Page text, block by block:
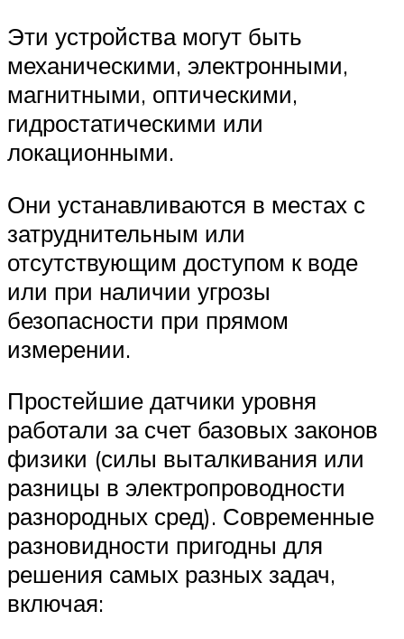
Эти устройства могут быть
механическими, электронными,
магнитными, оптическими,
гидростатическими или
локационными.
Они устанавливаются в местах с
затруднительным или
отсутствующим доступом к воде
или при наличии угрозы
безопасности при прямом
измерении.
Простейшие датчики уровня
работали за счет базовых законов
физики (силы выталкивания или
разницы в электропроводности
разнородных сред). Современные
разновидности пригодны для
решения самых разных задач,
включая: